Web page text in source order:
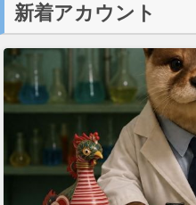
新着アカウント